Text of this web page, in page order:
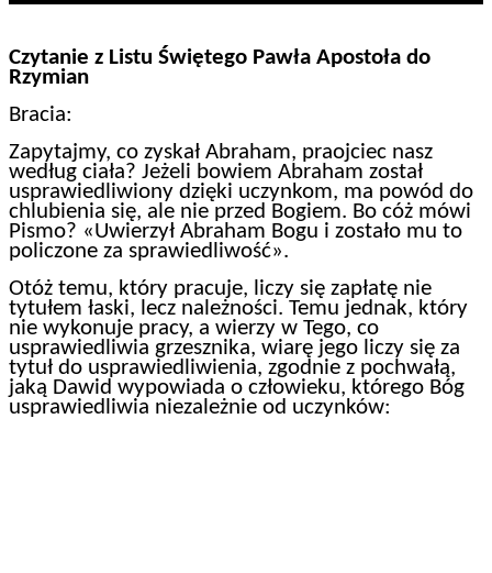
Czytanie z Listu Świętego Pawła Apostoła do
Rzymian
Bracia:
Zapytajmy, co zyskał Abraham, praojciec nasz
według ciała? Jeżeli bowiem Abraham został
usprawiedliwiony dzięki uczynkom, ma powód do
chlubienia się, ale nie przed Bogiem. Bo cóż mówi
Pismo? «Uwierzył Abraham Bogu i zostało mu to
policzone za sprawiedliwość».
Otóż temu, który pracuje, liczy się zapłatę nie
tytułem łaski, lecz należności. Temu jednak, który
nie wykonuje pracy, a wierzy w Tego, co
usprawiedliwia grzesznika, wiarę jego liczy się za
tytuł do usprawiedliwienia, zgodnie z pochwałą,
jaką Dawid wypowiada o człowieku, którego Bóg
usprawiedliwia niezależnie od uczynków: